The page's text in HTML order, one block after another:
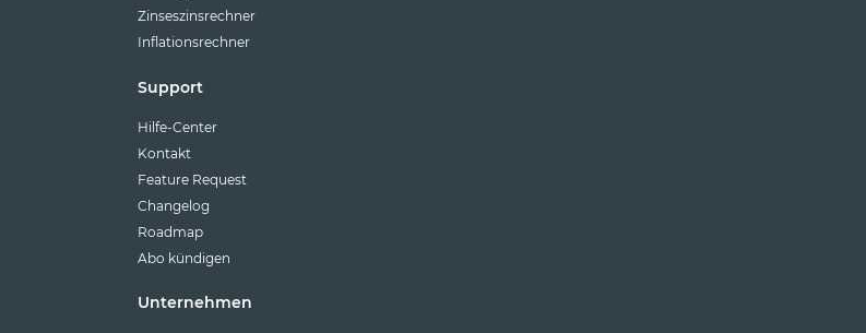
Zinseszinsrechner
Inflationsrechner
Support
Hilfe-Center
Kontakt
Feature Request
Changelog
Roadmap
Abo kündigen
Unternehmen